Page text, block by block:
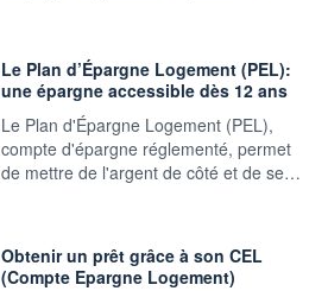
Le Plan d’Épargne Logement (PEL):
une épargne accessible dès 12 ans
Le Plan d'Épargne Logement (PEL),
compte d'épargne réglementé, permet
de mettre de l'argent de côté et de se…
Obtenir un prêt grâce à son CEL
(Compte Epargne Logement)